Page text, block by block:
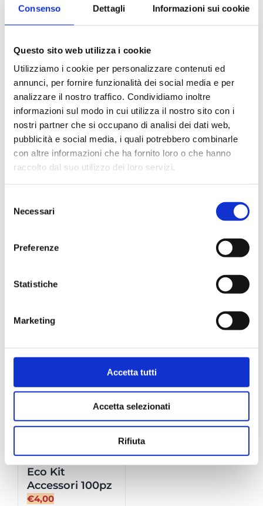
Consenso Dettagli Informazioni sui cookie
Questo sito web utilizza i cookie
Utilizziamo i cookie per personalizzare contenuti ed
annunci, per fornire funzionalità dei social media e per
analizzare il nostro traffico. Condividiamo inoltre
informazioni sul modo in cui utilizza il nostro sito con i
nostri partner che si occupano di analisi dei dati web,
pubblicità e social media, i quali potrebbero combinarle
con altre informazioni che ha fornito loro o che hanno
raccolto dal suo utilizzo dei loro servizi.
delNecessari
Preferenze
Statistiche
Marketing
Accetta tutti
Accetta selezionati
Rifiuta
capsule
quantità
Caffitaly System
– Borbone
Miscela Dek 48
Caffitaly System
– Borbone
Miscela Rossa
capsule
Eco Kit
Accessori 100pz
€4,00